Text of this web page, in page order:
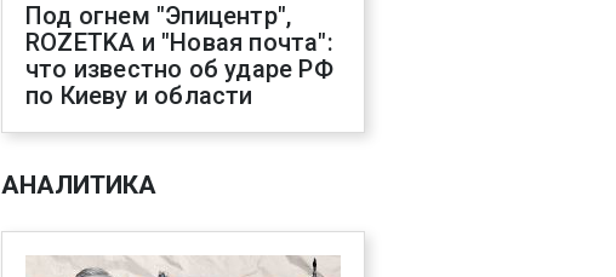
Под огнем "Эпицентр",
ROZETKA и "Новая почта":
что известно об ударе РФ
по Киеву и области
АНАЛИТИКА